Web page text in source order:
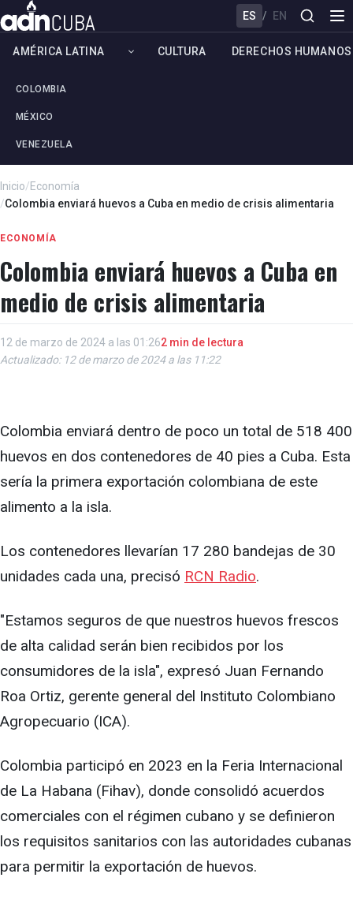
ES / EN
AMÉRICA LATINA
COLOMBIA
MÉXICO
VENEZUELA
CULTURA DERECHOS HUMANOS
Inicio/Economía
/Colombia enviará huevos a Cuba en medio de crisis alimentaria
ECONOMÍA
Colombia enviará huevos a Cuba en
medio de crisis alimentaria
12 de marzo de 2024 a las 01:262 min de lectura
Actualizado: 12 de marzo de 2024 a las 11:22
Colombia enviará dentro de poco un total de 518 400
huevos en dos contenedores de 40 pies a Cuba. Esta
sería la primera exportación colombiana de este
alimento a la isla.
Los contenedores llevarían 17 280 bandejas de 30
unidades cada una, precisó RCN Radio.
"Estamos seguros de que nuestros huevos frescos
de alta calidad serán bien recibidos por los
consumidores de la isla", expresó Juan Fernando
Roa Ortiz, gerente general del Instituto Colombiano
Agropecuario (ICA).
Colombia participó en 2023 en la Feria Internacional
de La Habana (Fihav), donde consolidó acuerdos
comerciales con el régimen cubano y se definieron
los requisitos sanitarios con las autoridades cubanas
para permitir la exportación de huevos.